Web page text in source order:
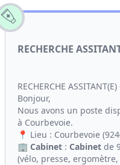
RECHERCHE
RECHERCHE
Bonjour,
Nous avons un poste
à Courbevoie.
📍 Lieu : Courbevoie
🏢 Cabinet : Cabinet de
(vélo, presse, ergomètre,